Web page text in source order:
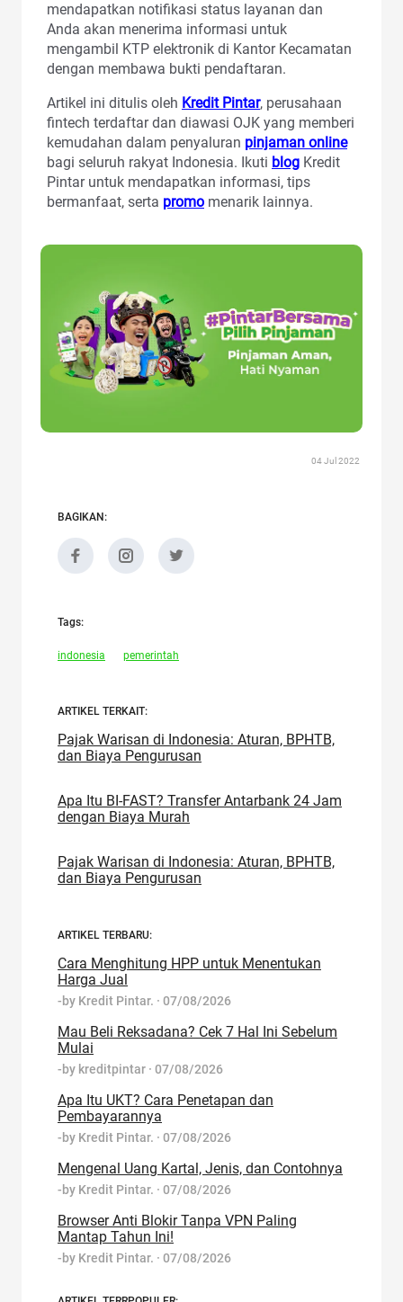
mendapatkan notifikasi status layanan dan
Anda akan menerima informasi untuk
mengambil KTP elektronik di Kantor Kecamatan
dengan membawa bukti pendaftaran.
Artikel ini ditulis oleh Kredit Pintar, perusahaan
fintech terdaftar dan diawasi OJK yang memberi
kemudahan dalam penyaluran pinjaman online
bagi seluruh rakyat Indonesia. Ikuti blog Kredit
Pintar untuk mendapatkan informasi, tips
bermanfaat, serta promo menarik lainnya.
04 Jul 2022
BAGIKAN:
Tags:
indonesia pemerintah
ARTIKEL TERKAIT:
Pajak Warisan di Indonesia: Aturan, BPHTB,
dan Biaya Pengurusan
Apa Itu BI-FAST? Transfer Antarbank 24 Jam
dengan Biaya Murah
Pajak Warisan di Indonesia: Aturan, BPHTB,
dan Biaya Pengurusan
ARTIKEL TERBARU:
Cara Menghitung HPP untuk Menentukan
Harga Jual
-by Kredit Pintar. · 07/08/2026
Mau Beli Reksadana? Cek 7 Hal Ini Sebelum
Mulai
-by kreditpintar · 07/08/2026
Apa Itu UKT? Cara Penetapan dan
Pembayarannya
-by Kredit Pintar. · 07/08/2026
Mengenal Uang Kartal, Jenis, dan Contohnya
-by Kredit Pintar. · 07/08/2026
Browser Anti Blokir Tanpa VPN Paling
Mantap Tahun Ini!
-by Kredit Pintar. · 07/08/2026